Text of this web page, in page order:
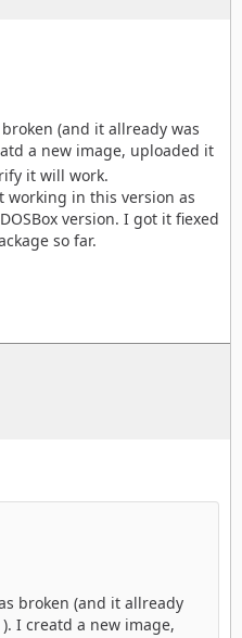
ans Netz bringen wollt,
> Networking Options
wieder bis ins
Hard Disk > Download
(and it allready was
a new image, uploaded it
it will work.
working in this version as
version. I got it fiexed
so far.
broken (and it allready
). I creatd a new image,